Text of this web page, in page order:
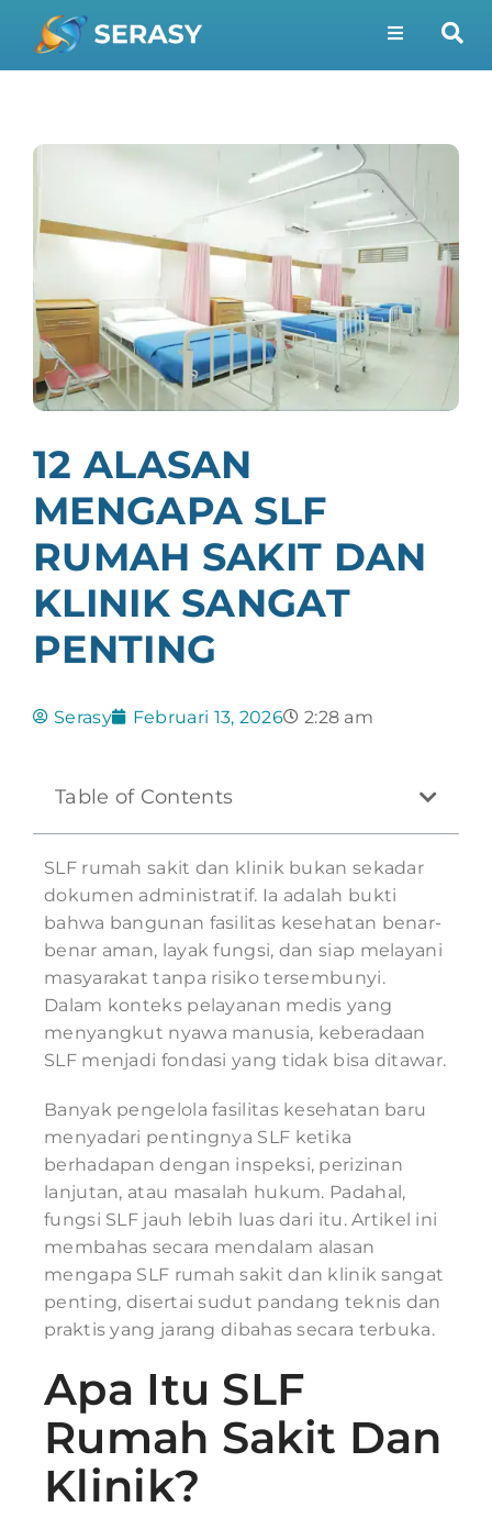
12 ALASAN
MENGAPA SLF
RUMAH SAKIT DAN
KLINIK SANGAT
PENTING
Serasy Februari 13, 2026 2:28 am
Table of Contents
SLF rumah sakit dan klinik bukan sekadar
dokumen administratif. Ia adalah bukti
bahwa bangunan fasilitas kesehatan benar-
benar aman, layak fungsi, dan siap melayani
masyarakat tanpa risiko tersembunyi.
Dalam konteks pelayanan medis yang
menyangkut nyawa manusia, keberadaan
SLF menjadi fondasi yang tidak bisa ditawar.
Banyak pengelola fasilitas kesehatan baru
menyadari pentingnya SLF ketika
berhadapan dengan inspeksi, perizinan
lanjutan, atau masalah hukum. Padahal,
fungsi SLF jauh lebih luas dari itu. Artikel ini
membahas secara mendalam alasan
mengapa SLF rumah sakit dan klinik sangat
penting, disertai sudut pandang teknis dan
praktis yang jarang dibahas secara terbuka.
Apa Itu SLF
Rumah Sakit Dan
Klinik?